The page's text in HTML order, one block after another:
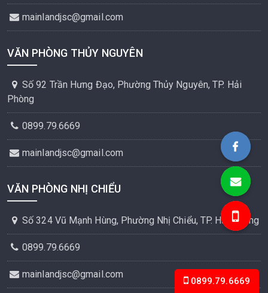
mainlandjsc@gmail.com
VĂN PHÒNG THỦY NGUYÊN
Số 92 Trần Hưng Đạo, Phường Thủy Nguyên, TP. Hải
Phòng
0899.79.6669
mainlandjsc@gmail.com
VĂN PHÒNG NHỊ CHIỂU
Số 324 Vũ Mạnh Hùng, Phường Nhị Chiểu, TP. Hải Phòng
0899.79.6669
mainlandjsc@gmail.com
0899.79.6669
Bất Động Sản